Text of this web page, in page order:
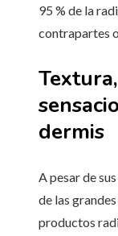
95 % de la
contrapartes
dermis
A pesar de
de las
productos